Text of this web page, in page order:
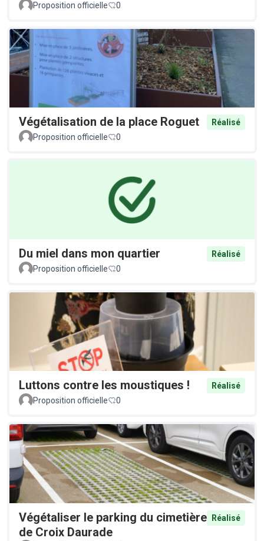
Proposition officielle 0
Végétalisation de la place Roguet
Réalisé
Proposition officielle
0
Du miel dans mon quartier
Réalisé
Proposition officielle
0
Luttons contre les moustiques !
Réalisé
Proposition officielle
0
Végétaliser le parking du cimetière
de Croix Daurade
Réalisé